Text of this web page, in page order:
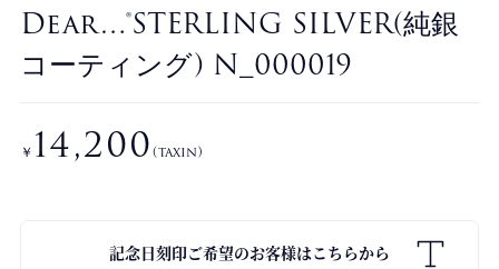
Dear…®STERLING SILVER(純銀
コーティング) N_000019
￥ 14,200(taxin)
記念日刻印ご希望のお客様はこちらから